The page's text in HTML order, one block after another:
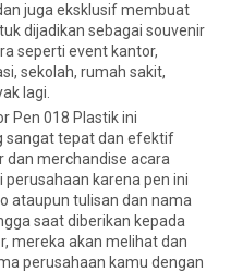
juga eksklusif membuat
dijadikan sebagai souvenir
seperti event kantor,
sekolah, rumah sakit,
lagi.
Pen 018 Plastik ini
sangat tepat dan efektif
dan merchandise acara
karena pen ini
ataupun tulisan dan nama
saat diberikan kepada
mereka akan melihat dan
perusahaan kamu dengan